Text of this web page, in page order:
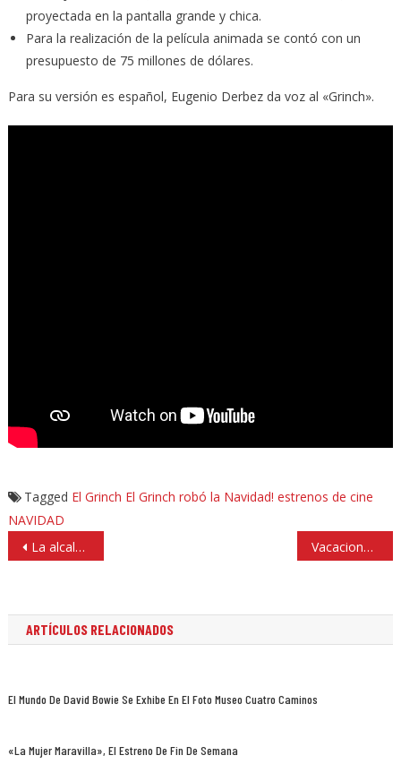
proyectada en la pantalla grande y chica.
Para la realización de la película animada se contó con un
presupuesto de 75 millones de dólares.
Para su versión es español, Eugenio Derbez da voz al «Grinch».
Tagged El Grinch El Grinch robó la Navidad! estrenos de cine
NAVIDAD
Navegación
de
La alcaldía de Miguel Hidalgo y Huixquilucan acuerdan trabajar coordinadamente Vacacionar es tan vital como dormir
ARTÍCULOS RELACIONADOS
El Mundo De David Bowie Se Exhibe En El Foto Museo Cuatro Caminos
«La Mujer Maravilla», El Estreno De Fin De Semana